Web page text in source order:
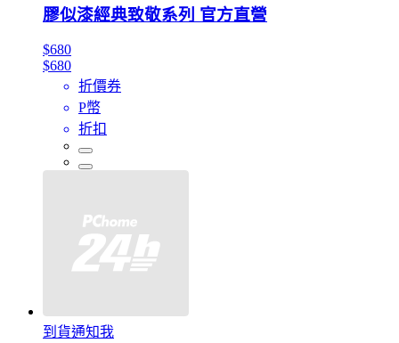
膠似漆經典致敬系列 官方直營
$680
$680
折價券
P幣
折扣
到貨通知我